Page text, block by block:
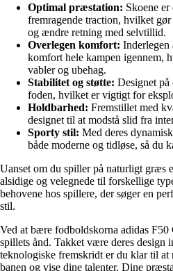
Optimal præstation: Skoene
fremragende traction, hvilket
og ændre retning med selvtillid.
Overlegen komfort: Inderlegen
komfort hele kampen igennem,
vabler og ubehag.
Stabilitet og støtte: Designet på
foden, hvilket er vigtigt for
Holdbarhed: Fremstillet med
designet til at modstå slid fra
Sporty stil: Med deres
både moderne og tidløse, så du
Uanset om du spiller på naturligt græs
alsidige og velegnede til forskellige
behovene hos spillere, der søger en
stil.
Ved at bære fodboldskorna adidas
spillets ånd. Takket være deres design
teknologiske fremskridt er du klar til at
banen og vise dine talenter. Dine